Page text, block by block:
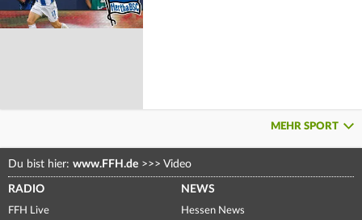
MEHR SPORT
Du bist hier: www.FFH.de >>> Video
RADIO
FFH Live
NEWS
Hessen News